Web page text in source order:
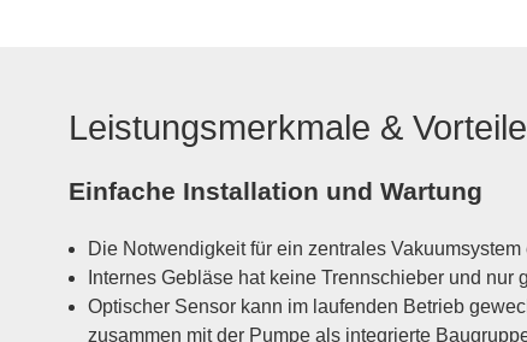
Leistungsmerkmale & Vorteile
Einfache Installation und Wartung
Die Notwendigkeit für ein zentrales Vakuumsystem
Internes Gebläse hat keine Trennschieber und nur
Optischer Sensor kann im laufenden Betrieb
zusammen mit der Pumpe als integrierte